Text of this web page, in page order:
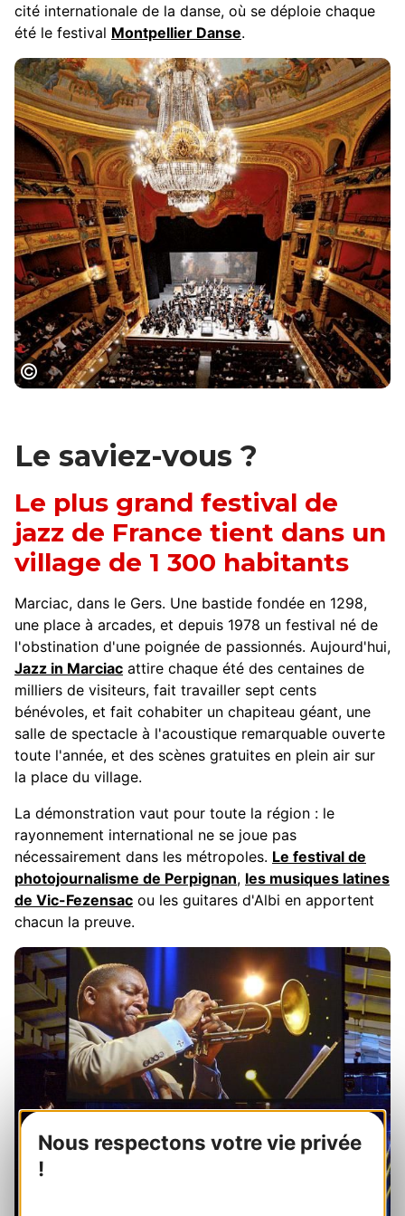
Nous respectons votre vie privée
!
cité internationale de la danse, où se déploie chaque
été le festival Montpellier Danse.
Le saviez-vous ?
Le plus grand festival de
jazz de France tient dans un
village de 1 300 habitants
Marciac, dans le Gers. Une bastide fondée en 1298,
une place à arcades, et depuis 1978 un festival né de
l'obstination d'une poignée de passionnés. Aujourd'hui,
Jazz in Marciac attire chaque été des centaines de
milliers de visiteurs, fait travailler sept cents
bénévoles, et fait cohabiter un chapiteau géant, une
salle de spectacle à l'acoustique remarquable ouverte
toute l'année, et des scènes gratuites en plein air sur
la place du village.
La démonstration vaut pour toute la région : le
rayonnement international ne se joue pas
nécessairement dans les métropoles. Le festival de
photojournalisme de Perpignan, les musiques latines
de Vic-Fezensac ou les guitares d'Albi en apportent
chacun la preuve.